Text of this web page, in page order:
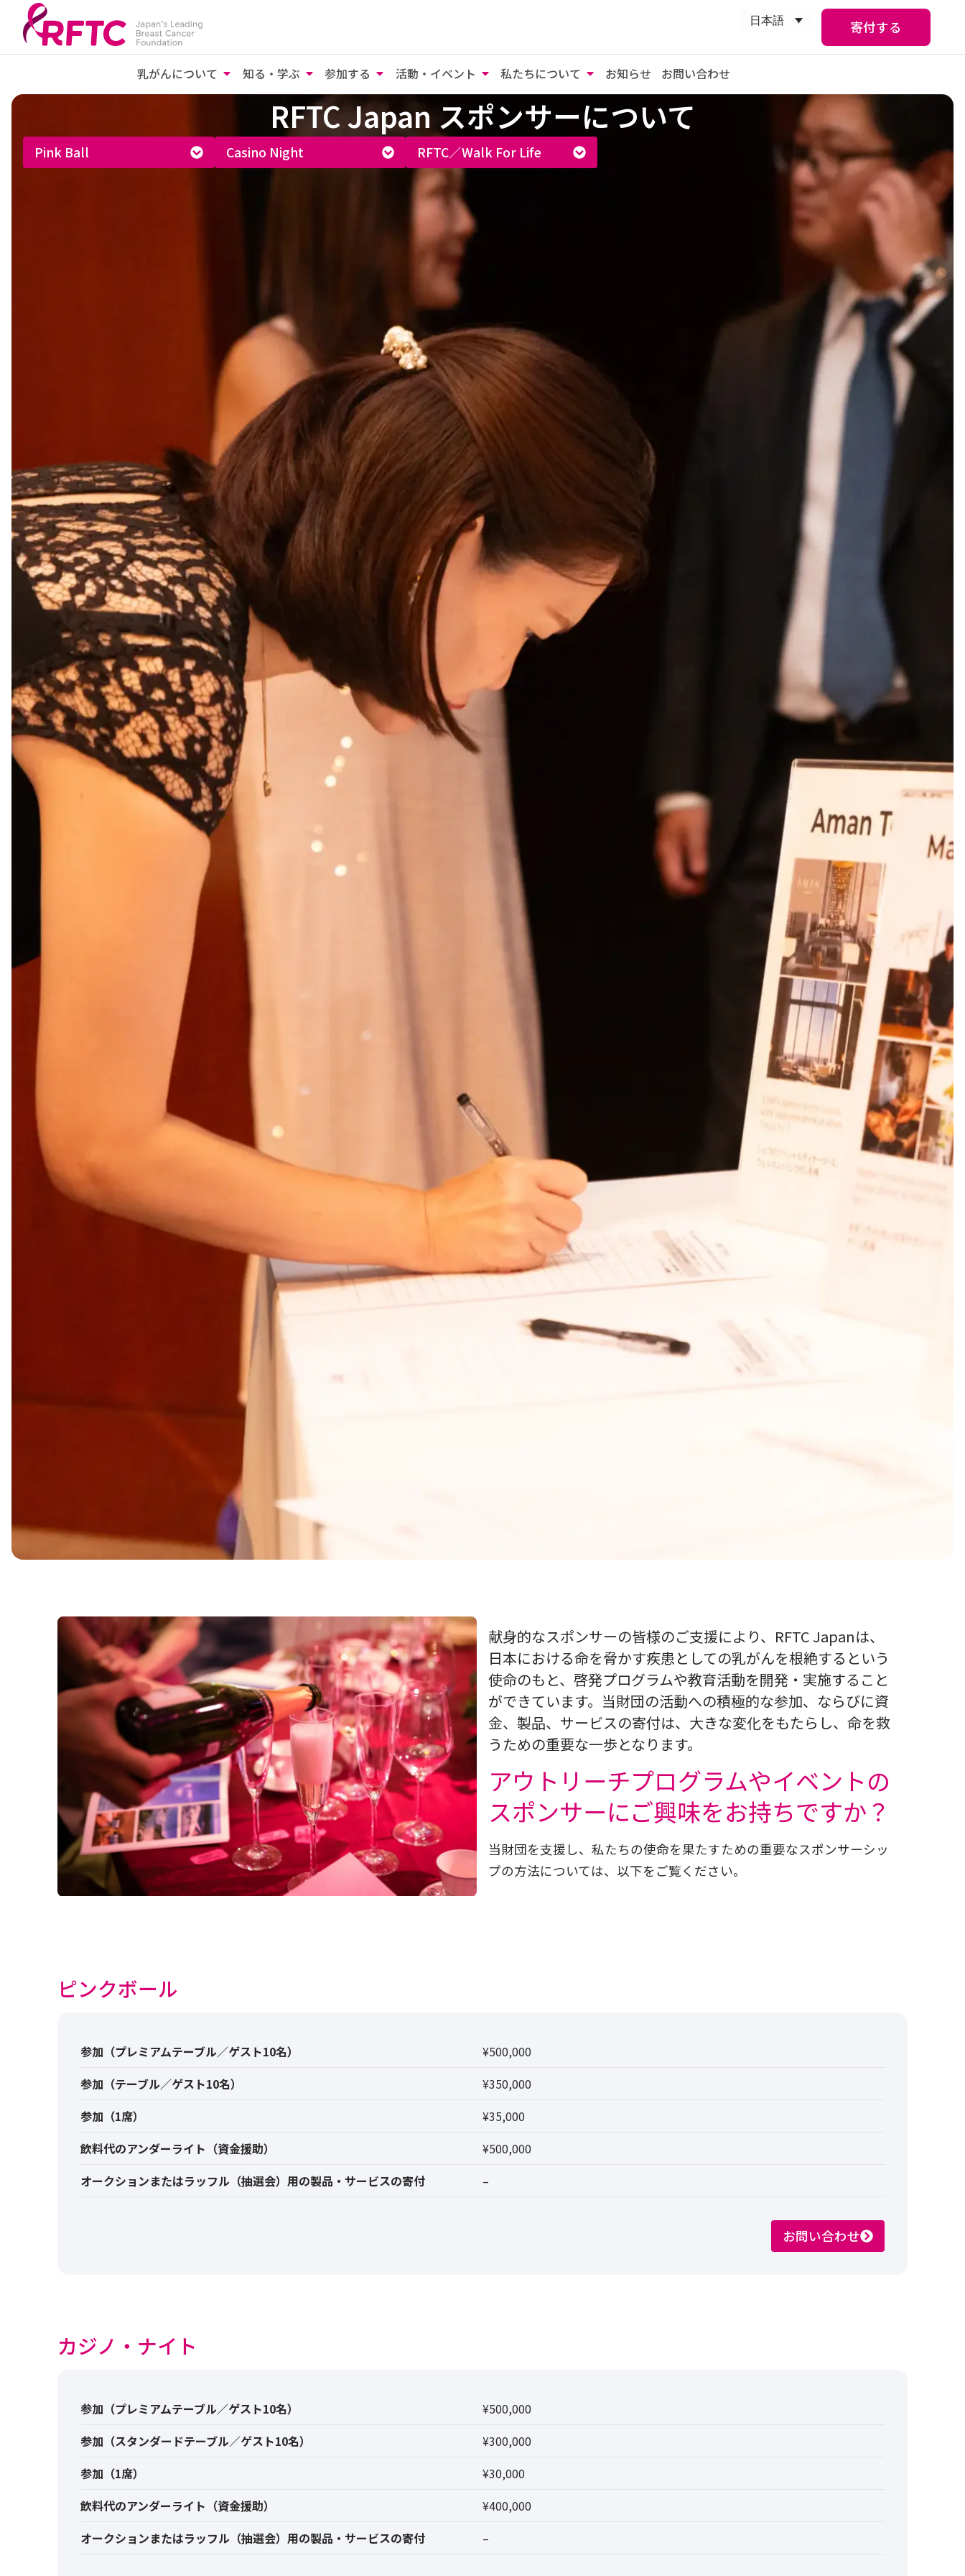
寄付する
日本語
乳がんについて 知る・学ぶ 参加する 活動・イベント 私たちについて お知らせ お問い合わせ
RFTC Japan スポンサーについて
Pink Ball Casino Night RFTC／Walk For Life
献身的なスポンサーの皆様のご支援により、RFTC Japanは、
日本における命を脅かす疾患としての乳がんを根絶するという
使命のもと、啓発プログラムや教育活動を開発・実施すること
ができています。当財団の活動への積極的な参加、ならびに資
金、製品、サービスの寄付は、大きな変化をもたらし、命を救
うための重要な一歩となります。
アウトリーチプログラムやイベントの
スポンサーにご興味をお持ちですか？
当財団を支援し、私たちの使命を果たすための重要なスポンサーシッ
プの方法については、以下をご覧ください。
ピンクボール
参加（プレミアムテーブル／ゲスト10名）
¥500,000
参加（テーブル／ゲスト10名）
¥350,000
参加（1席）
¥35,000
飲料代のアンダーライト（資金援助）
¥500,000
オークションまたはラッフル（抽選会）用の製品・サービスの寄付
–
お問い合わせ
カジノ・ナイト
参加（プレミアムテーブル／ゲスト10名）
¥500,000
参加（スタンダードテーブル／ゲスト10名）
¥300,000
参加（1席）
¥30,000
飲料代のアンダーライト（資金援助）
¥400,000
オークションまたはラッフル（抽選会）用の製品・サービスの寄付
–